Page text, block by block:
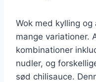
Wok med kylling
mange variationer.
kombinationer
nudler, og
sød chilisauce.